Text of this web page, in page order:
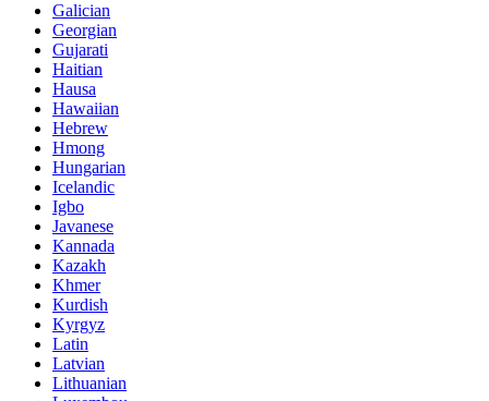
Galician
Georgian
Gujarati
Haitian
Hausa
Hawaiian
Hebrew
Hmong
Hungarian
Icelandic
Igbo
Javanese
Kannada
Kazakh
Khmer
Kurdish
Kyrgyz
Latin
Latvian
Lithuanian